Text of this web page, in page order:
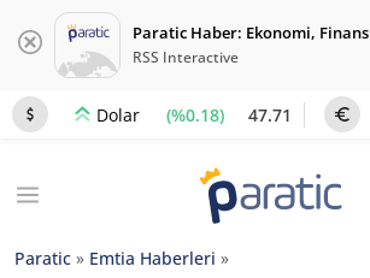
Paratic Haber: Ekonomi, Finans
RSS Interactive
Dolar (%0.18) 47.71
Paratic » Emtia Haberleri »